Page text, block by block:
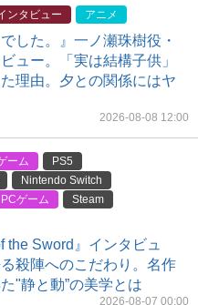
ンタビュー アニメ
した。』一ノ瀬珠樹役・
ュー。「実は結構子供」
理由。夕との関係にはヤ
2026-08-08 12:00
ーム
PS5
Nintendo Switch
PCゲーム
Steam
the Sword』インタビュ
殺陣へのこだわり。名作
"静と動”の美学とは
2026-08-07 00:00